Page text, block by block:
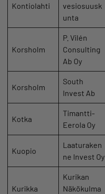
Kontiolahti
vesiosuusk
unta
Korsholm
P. Vilén
Consulting
Ab Oy
Korsholm
South
Invest Ab
Kotka
Timantti-
Eerola Oy
Kuopio
Laaturaken
ne Invest Oy
Kurikka
Kurikan
Näkökulma